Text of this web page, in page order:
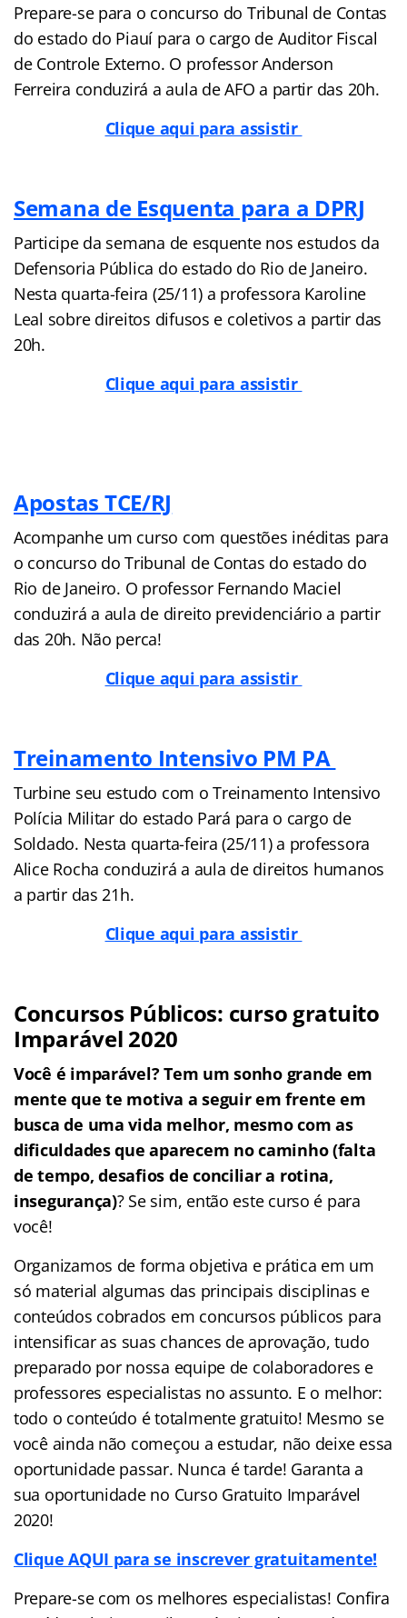
Prepare-se para o concurso do Tribunal de Contas
do estado do Piauí para o cargo de Auditor Fiscal
de Controle Externo. O professor Anderson
Ferreira conduzirá a aula de AFO a partir das 20h.
Clique aqui para assistir
Semana de Esquenta para a DPRJ
Participe da semana de esquente nos estudos da
Defensoria Pública do estado do Rio de Janeiro.
Nesta quarta-feira (25/11) a professora Karoline
Leal sobre direitos difusos e coletivos a partir das
20h.
Clique aqui para assistir
Apostas TCE/RJ
Acompanhe um curso com questões inéditas para
o concurso do Tribunal de Contas do estado do
Rio de Janeiro. O professor Fernando Maciel
conduzirá a aula de direito previdenciário a partir
das 20h. Não perca!
Clique aqui para assistir
Treinamento Intensivo PM PA
Turbine seu estudo com o Treinamento Intensivo
Polícia Militar do estado Pará para o cargo de
Soldado. Nesta quarta-feira (25/11) a professora
Alice Rocha conduzirá a aula de direitos humanos
a partir das 21h.
Clique aqui para assistir
Concursos Públicos: curso gratuito
Imparável 2020
Você é imparável? Tem um sonho grande em
mente que te motiva a seguir em frente em
busca de uma vida melhor, mesmo com as
dificuldades que aparecem no caminho (falta
de tempo, desafios de conciliar a rotina,
insegurança)? Se sim, então este curso é para
você!
Organizamos de forma objetiva e prática em um
só material algumas das principais disciplinas e
conteúdos cobrados em concursos públicos para
intensificar as suas chances de aprovação, tudo
preparado por nossa equipe de colaboradores e
professores especialistas no assunto. E o melhor:
todo o conteúdo é totalmente gratuito! Mesmo se
você ainda não começou a estudar, não deixe essa
oportunidade passar. Nunca é tarde! Garanta a
sua oportunidade no Curso Gratuito Imparável
2020!
Clique AQUI para se inscrever gratuitamente!
Prepare-se com os melhores especialistas! Confira